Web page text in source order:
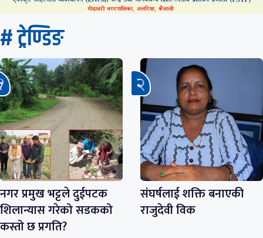
# ट्रेण्डिङ
नगर प्रमुख भट्टले दुईपटक
शिलान्यास गरेको सडकको
कस्तो छ प्रगति?
संघर्षलाई शक्ति बनाएकी
राजुदेवी विक